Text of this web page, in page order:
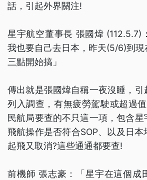
話，引起外界關注!
星宇航空董事長 張國煒 (112.5.7)
我也要自己去日本，昨天(5/6)到
三點開始搞」
傳出就是張國煒自稱一夜沒睡，
列入調查，有無疲勞駕駛或超過
民航局要查的不只這一項，包含星
飛航操作是否符合SOP、以及日
起飛又取消?這些通通都要查!
前機師 張志豪：「星宇在這個成